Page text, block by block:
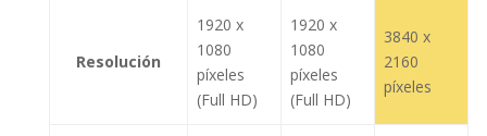
Resolución
1920 x
1080
píxeles
(Full HD)
1920 x
1080
píxeles
(Full HD)
3840 x
2160
píxeles